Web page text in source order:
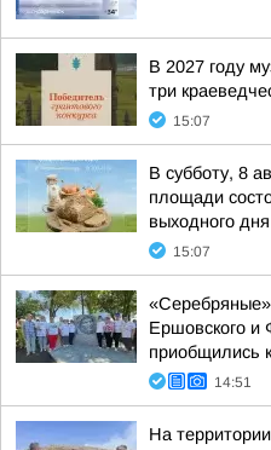
В 2027 году
три
15:07
В субботу, 8
площади
выходного дня
15:07
«Серебряные»
Ершовского и
приобщились
14:51
На